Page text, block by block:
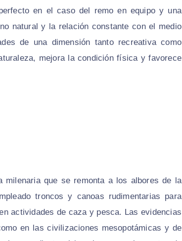
en el caso del remo en equipo y una
natural y la relación constante con el medio
de una dimensión tanto recreativa como
mejora la condición física y favorece
milenaria que se remonta a los albores de la
troncos y canoas rudimentarias para
actividades de caza y pesca. Las evidencias
en las civilizaciones mesopotámicas y de